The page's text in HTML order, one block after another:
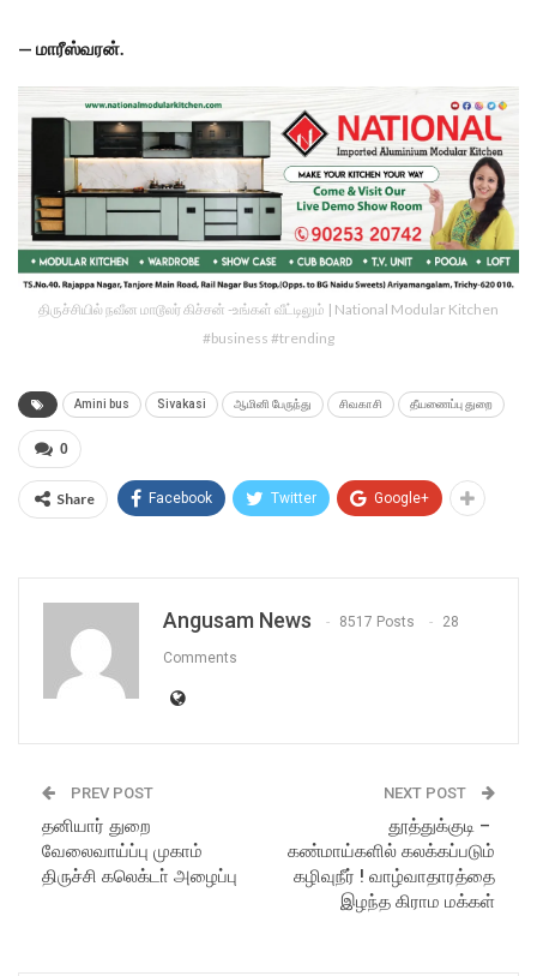
— மாரீஸ்வரன்.
திருச்சியில் நவீன மாடூலர் கிச்சன் -உங்கள் வீட்டிலும் | National Modular Kitchen
#business #trending
Amini bus Sivakasi ஆமினி பேருந்து சிவகாசி தீயணைப்பு துறை
0
Share Facebook Twitter Google+
Angusam News 8517 Posts 28
Comments
PREV POST
தனியார் துறை
வேலைவாய்ப்பு முகாம்
திருச்சி கலெக்டா் அழைப்பு
NEXT POST
தூத்துக்குடி –
கண்மாய்களில் கலக்கப்படும்
கழிவுநீர் ! வாழ்வாதாரத்தை
இழந்த கிராம மக்கள்